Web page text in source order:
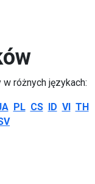
różnych językach:
PL CS ID VI TH